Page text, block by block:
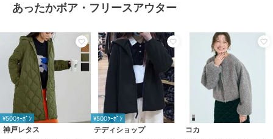
あったかボア・フリースアウター
¥500ｸｰﾎﾟﾝ
神戸レタス
¥500ｸｰﾎﾟﾝ
テディショップ コカ